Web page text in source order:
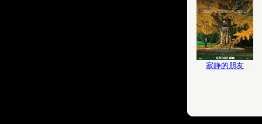
寂静的朋友